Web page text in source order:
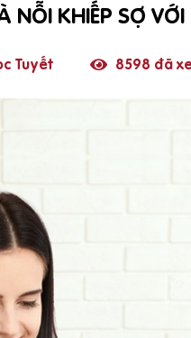
NỖI KHIẾP SỢ
Tuyết 8598 đã